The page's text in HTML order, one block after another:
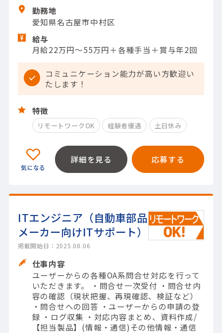
勤務地
愛知県名古屋市中村区
給与
月給22万円～55万円＋各種手当＋賞与年2回
コミュニケーション能力が高い方歓迎い
たします！
特徴
リモートワークOK 経験者優遇 土日休み
詳細を見る 応募する
ITエンジニア（自動車部品
メーカー向けITサポート）
掲載開始日：2025.08.06
仕事内容
ユーザーからの各種OA系問合せ対応を行って
いただきます。 ・問合せ一次受付 ・問合せ内
容の確認（現状把握、再現確認、検証など）
・問合せへの回答 ・ユーザーからの申請の登
録 ・ログ収集 ・対応内容まとめ、資料作成/
【担当製品】(情報・通信)その他情報・通信